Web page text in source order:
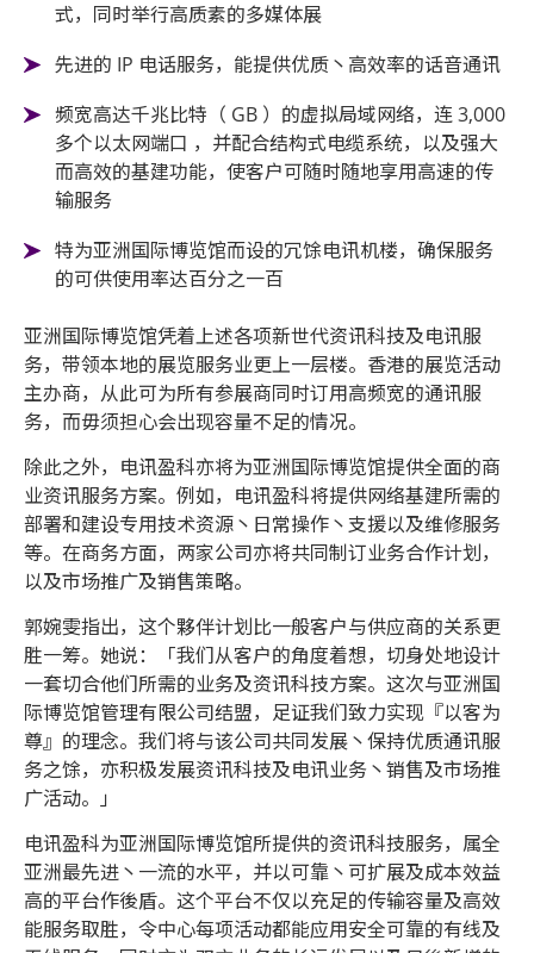
式，同时举行高质素的多媒体展
先进的 IP 电话服务，能提供优质丶高效率的话音通讯
频宽高达千兆比特（ GB ）的虚拟局域网络，连 3,000
多个以太网端口 ，并配合结构式电缆系统，以及强大
而高效的基建功能，使客户可随时随地享用高速的传
输服务
特为亚洲国际博览馆而设的冗馀电讯机楼，确保服务
的可供使用率达百分之一百
亚洲国际博览馆凭着上述各项新世代资讯科技及电讯服
务，带领本地的展览服务业更上一层楼。香港的展览活动
主办商，从此可为所有参展商同时订用高频宽的通讯服
务，而毋须担心会出现容量不足的情况。
除此之外，电讯盈科亦将为亚洲国际博览馆提供全面的商
业资讯服务方案。例如，电讯盈科将提供网络基建所需的
部署和建设专用技术资源丶日常操作丶支援以及维修服务
等。在商务方面，两家公司亦将共同制订业务合作计划，
以及市场推广及销售策略。
郭婉雯指出，这个夥伴计划比一般客户与供应商的关系更
胜一筹。她说：「我们从客户的角度着想，切身处地设计
一套切合他们所需的业务及资讯科技方案。这次与亚洲国
际博览馆管理有限公司结盟，足证我们致力实现『以客为
尊』的理念。我们将与该公司共同发展丶保持优质通讯服
务之馀，亦积极发展资讯科技及电讯业务丶销售及市场推
广活动。」
电讯盈科为亚洲国际博览馆所提供的资讯科技服务，属全
亚洲最先进丶一流的水平，并以可靠丶可扩展及成本效益
高的平台作後盾。这个平台不仅以充足的传输容量及高效
能服务取胜，令中心每项活动都能应用安全可靠的有线及